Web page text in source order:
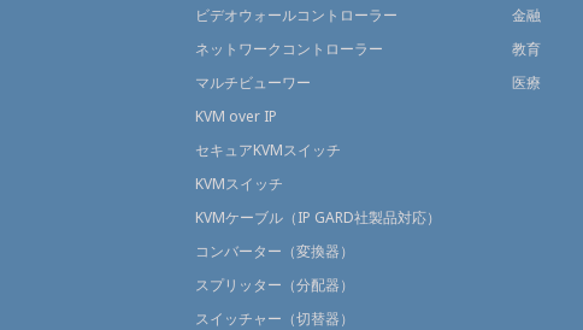
ビデオウォールコントローラー
ネットワークコントローラー
マルチビューワー
KVM over IP
セキュアKVMスイッチ
KVMスイッチ
KVMケーブル（IP GARD社製品対応）
コンバーター（変換器）
スプリッター（分配器）
スイッチャー（切替器）
金融
教育
医療